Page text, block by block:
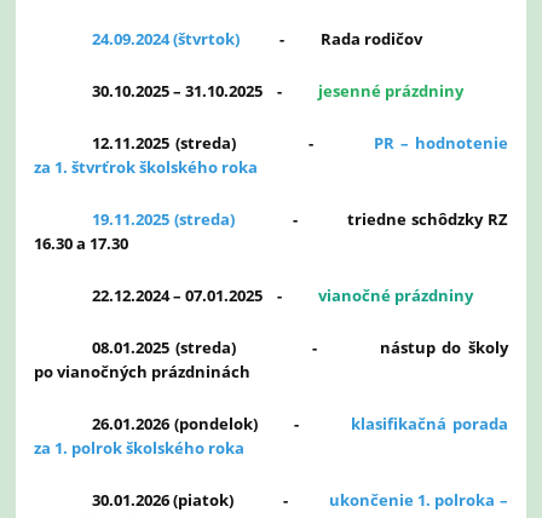
24.09.2024 (štvrtok) - Rada rodičov
30.10.2025 – 31.10.2025 - jesenné prázdniny
12.11.2025 (streda) -
PR – hodnotenie
za 1. štvrťrok školského roka
19.11.2025 (streda)- triedne schôdzky RZ
16.30 a 17.30
22.12.2024 – 07.01.2025 - vianočné prázdniny
08.01.2025 (streda) -
nástup do školy
po vianočných prázdninách
26.01.2026 (pondelok) -
klasifikačná porada
za 1. polrok školského roka
30.01.2026 (piatok) -
ukončenie 1. polroka –